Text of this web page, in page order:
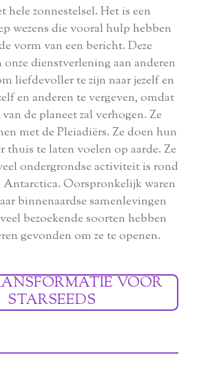
hele zonnestelsel. Het is een
wezens die vooral hulp hebben
vorm van een bericht. Deze
dienstverlening aan anderen
liefdevoller te zijn naar jezelf en
en anderen te vergeven, omdat
de planeet zal verhogen. Ze
met de Pleiadiërs. Ze doen hun
thuis te laten voelen op aarde. Ze
ondergrondse activiteit is rond
Oorspronkelijk waren
binnenaardse samenlevingen
bezoekende soorten hebben
gevonden om ze te openen.
VOOR
STARSEEDS